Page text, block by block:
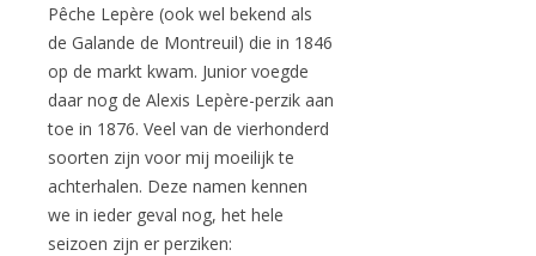
Pêche Lepère (ook wel bekend als
de Galande de Montreuil) die in 1846
op de markt kwam. Junior voegde
daar nog de Alexis Lepère-perzik aan
toe in 1876. Veel van de vierhonderd
soorten zijn voor mij moeilijk te
achterhalen. Deze namen kennen
we in ieder geval nog, het hele
seizoen zijn er perziken: